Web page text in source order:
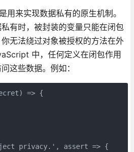
来实现数据私有的原生机制。
有时，被封装的变量只能在闭包
无法绕过对象被授权的方法在外
中，任何定义在闭包作用
这些数据。例如：
=> {
privacy.', assert => {